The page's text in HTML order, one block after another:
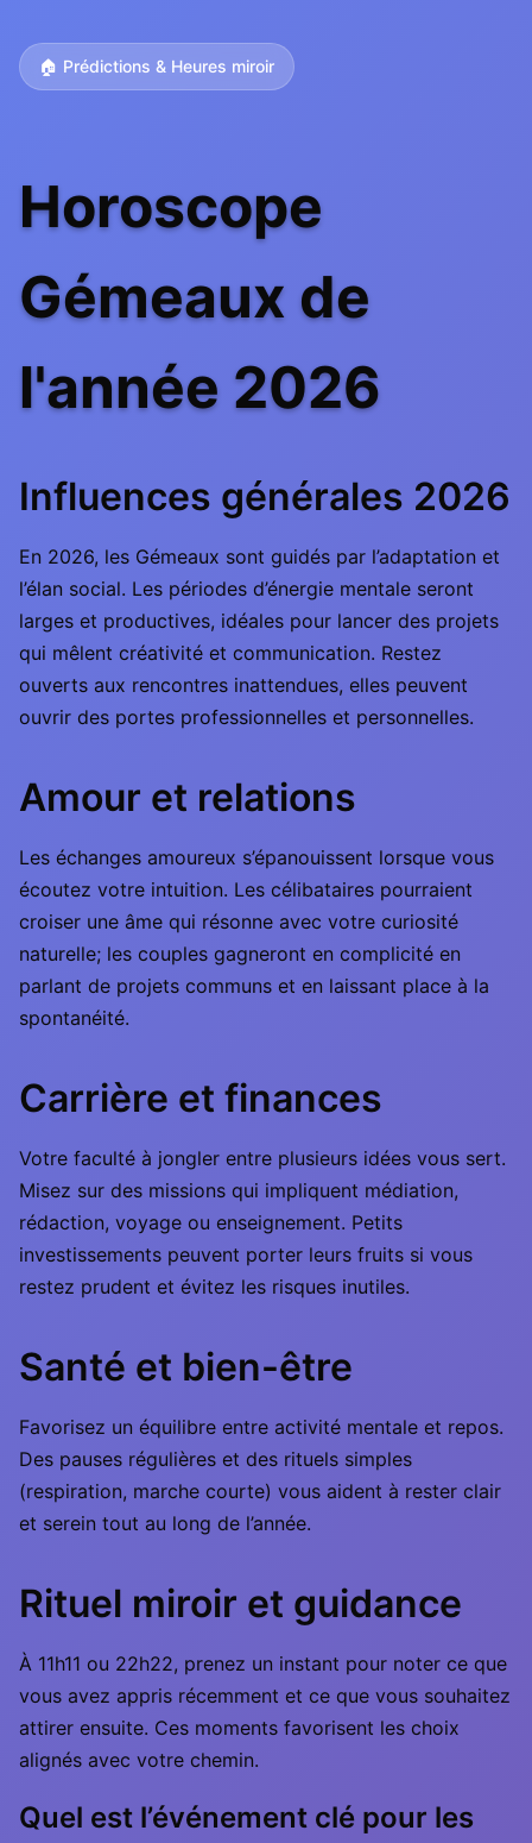
🏠 Prédictions & Heures miroir
Horoscope
Gémeaux de
l'année 2026
Influences générales 2026
En 2026, les Gémeaux sont guidés par l’adaptation et
l’élan social. Les périodes d’énergie mentale seront
larges et productives, idéales pour lancer des projets
qui mêlent créativité et communication. Restez
ouverts aux rencontres inattendues, elles peuvent
ouvrir des portes professionnelles et personnelles.
Amour et relations
Les échanges amoureux s’épanouissent lorsque vous
écoutez votre intuition. Les célibataires pourraient
croiser une âme qui résonne avec votre curiosité
naturelle; les couples gagneront en complicité en
parlant de projets communs et en laissant place à la
spontanéité.
Carrière et finances
Votre faculté à jongler entre plusieurs idées vous sert.
Misez sur des missions qui impliquent médiation,
rédaction, voyage ou enseignement. Petits
investissements peuvent porter leurs fruits si vous
restez prudent et évitez les risques inutiles.
Santé et bien-être
Favorisez un équilibre entre activité mentale et repos.
Des pauses régulières et des rituels simples
(respiration, marche courte) vous aident à rester clair
et serein tout au long de l’année.
Rituel miroir et guidance
À 11h11 ou 22h22, prenez un instant pour noter ce que
vous avez appris récemment et ce que vous souhaitez
attirer ensuite. Ces moments favorisent les choix
alignés avec votre chemin.
Quel est l’événement clé pour les